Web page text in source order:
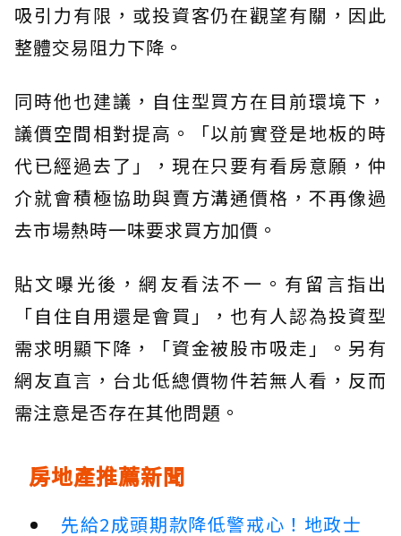
吸引力有限，或投資客仍在觀望有關，因此
整體交易阻力下降。
同時他也建議，自住型買方在目前環境下，
議價空間相對提高。「以前實登是地板的時
代已經過去了」，現在只要有看房意願，仲
介就會積極協助與賣方溝通價格，不再像過
去市場熱時一味要求買方加價。
貼文曝光後，網友看法不一。有留言指出
「自住自用還是會買」，也有人認為投資型
需求明顯下降，「資金被股市吸走」。另有
網友直言，台北低總價物件若無人看，反而
需注意是否存在其他問題。
房地產推薦新聞
先給2成頭期款降低警戒心！地政士